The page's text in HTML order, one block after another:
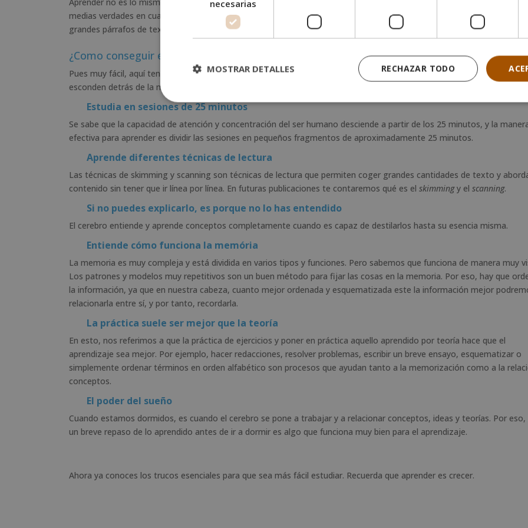
Aprender no es lo mismo que memorizar, y estudiar no es tampoco esas dos cosas juntas. Hay un montón de mitos y
medias verdades en cuanto al concepto de “estudiar”, ya que siempre se centra en el exceso de memorizar a largo
grandes párrafos de texto. Pero hay mejores maneras de hacer, y una de ellas es la propia motivación para estudiar.
¿Como conseguir esa motivación?
Pues muy fácil, aquí tenéis 6 consejos para estudiar mejor y sobretodo entender cuáles son las bases y patrones que se
esconden detrás de la memoria y de la relación de conceptos:
Estudia en sesiones de 25 minutos
Se sabe que la capacidad de atención y concentración del ser humano desciende a partir de los 25 minutos, y la
efectiva para aprender es dividir las sesiones en pequeños fragmentos de aproximadamente 25 minutos.
Aprende diferentes técnicas de lectura
Las técnicas de skimming y scanning son técnicas de lectura que permiten coger grandes cantidades de texto y
contenido sin tener que ir línea por línea. En futuras publicaciones te contaremos qué es el skimmingy el scanning.
Si no puedes explicarlo, es porque no lo has entendido
El cerebro entiende y aprende conceptos completamente cuando es capaz de destilarlos hasta su esencia misma.
Entiende cómo funciona la memória
La memoria es muy compleja y está dividida en varios tipos y funciones. Pero sabemos que funciona de manera muy
Los patrones y modelos muy repetitivos son un buen método para fijar las cosas en la memoria. Por eso, hay que
la información, ya que en nuestra cabeza, cuanto mejor ordenada y esquematizada este la información mejor
relacionarla entre sí, y por tanto, recordarla.
La práctica suele ser mejor que la teoría
En esto, nos referimos a que la práctica de ejercicios y poner en práctica aquello aprendido por teoría hace que el
aprendizaje sea mejor. Por ejemplo, hacer redacciones, resolver problemas, escribir un breve ensayo, esquematizar o
simplemente ordenar términos en orden alfabético son procesos que ayudan tanto a la memorización como a la
conceptos.
El poder del sueño
Cuando estamos dormidos, es cuando el cerebro se pone a trabajar y a relacionar conceptos, ideas y teorías. Por eso,
un breve repaso de lo aprendido antes de ir a dormir es algo que funciona muy bien para el aprendizaje.
Ahora ya conoces los trucos esenciales para que sea más fácil estudiar. Recuerda que aprender es crecer.
necesarias
RECHAZAR TODO
MOSTRAR DETALLES